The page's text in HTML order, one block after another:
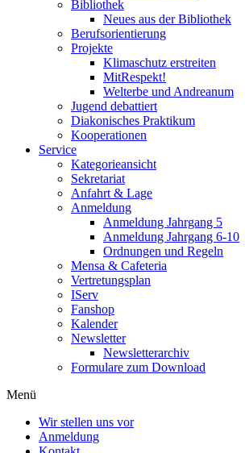
Bibliothek
Neues aus der Bibliothek
Berufsorientierung
Projekte
Klimaschutz erstreiten
MitRespekt!
Welterbe und Andreanum
Jugend debattiert
Diakonisches Praktikum
Kooperationen
Service
Kategorieansicht
Sekretariat
Anfahrt & Lage
Anmeldung
Anmeldung Jahrgang 5
Anmeldung Jahrgang 6-10
Ordnungen und Regeln
Mensa & Cafeteria
Vertretungsplan
IServ
Fanshop
Kalender
Newsletter
Newsletterarchiv
Formulare zum Download
Menü
Wir stellen uns vor
Anmeldung